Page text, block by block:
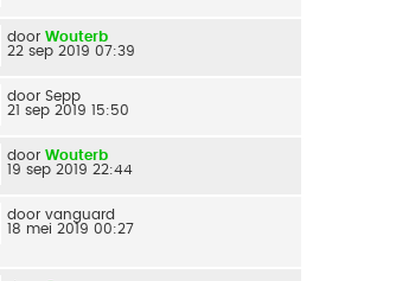
door Wouterb
22 sep 2019 07:39
door Sepp
21 sep 2019 15:50
door Wouterb
19 sep 2019 22:44
door vanguard
18 mei 2019 00:27